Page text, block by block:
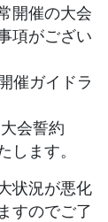
開催の大会
項がござい
催ガイドラ
会誓約
ます。
状況が悪化
すのでご了